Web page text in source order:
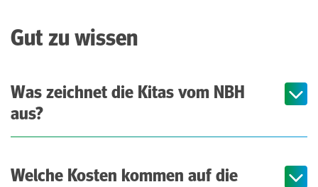
Gut zu wissen
Was zeichnet die Kitas vom NBH
aus?
Welche Kosten kommen auf die